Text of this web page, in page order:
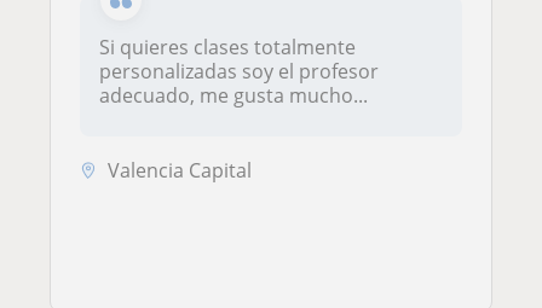
Si quieres clases totalmente
personalizadas soy el profesor
adecuado, me gusta mucho...
Valencia Capital